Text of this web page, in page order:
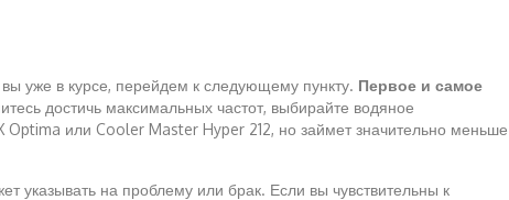
уже в курсе, перейдем к следующему пункту. Первое и самое
достичь максимальных частот, выбирайте водяное
или Cooler Master Hyper 212, но займет значительно меньше
указывать на проблему или брак. Если вы чувствительны к